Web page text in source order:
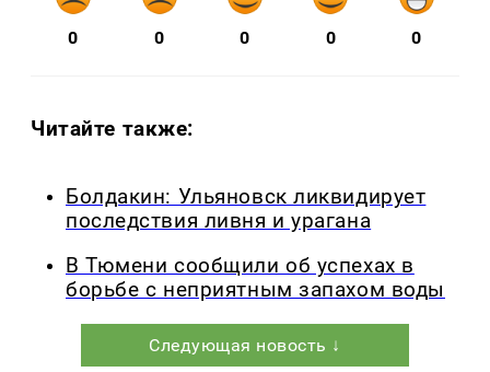
0 0 0 0 0
Читайте также:
Болдакин: Ульяновск ликвидирует
последствия ливня и урагана
В Тюмени сообщили об успехах в
борьбе с неприятным запахом воды
Следующая новость ↓